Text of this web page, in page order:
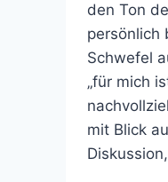
den Ton
persönlich
Schwefel
„für mich
mit Blick